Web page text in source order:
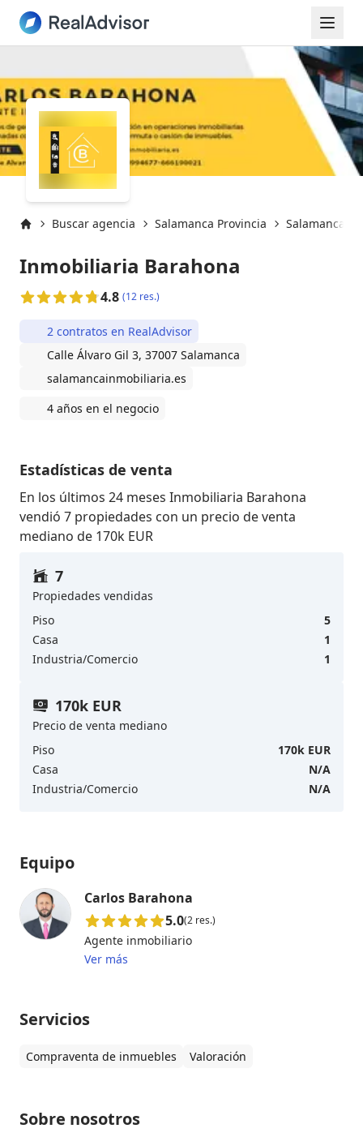
Buscar agencia Salamanca Provincia Salamanca
Inmobiliaria Barahona
4.8 (12 res.)
2 contratos en RealAdvisor
Calle Álvaro Gil 3, 37007 Salamanca
salamancainmobiliaria.es
4 años en el negocio
Estadísticas de venta
En los últimos 24 meses Inmobiliaria Barahona
vendió 7 propiedades con un precio de venta
mediano de 170k EUR
7
Propiedades vendidas
Piso
5
Casa
1
Industria/Comercio
1
170k EUR
Precio de venta mediano
Piso
170k EUR
Casa
N/A
Industria/Comercio
N/A
Equipo
Carlos Barahona
5.0(2 res.)
Agente inmobiliario
Ver más
Servicios
Compraventa de inmuebles Valoración
Sobre nosotros